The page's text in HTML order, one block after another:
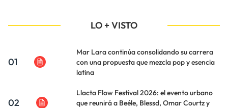
LO + VISTO
01
Mar Lara continúa consolidando su carrera
con una propuesta que mezcla pop y esencia
latina
02
Llacta Flow Festival 2026: el evento urbano
que reunirá a Beéle, Blessd, Omar Courtz y